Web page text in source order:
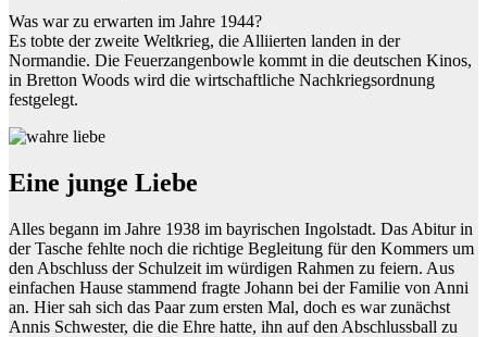
Was war zu erwarten im Jahre 1944?
Es tobte der zweite Weltkrieg, die Alliierten landen in der
Normandie. Die Feuerzangenbowle kommt in die deutschen Kinos,
in Bretton Woods wird die wirtschaftliche Nachkriegsordnung
festgelegt.
Eine junge Liebe
Alles begann im Jahre 1938 im bayrischen Ingolstadt. Das Abitur in
der Tasche fehlte noch die richtige Begleitung für den Kommers um
den Abschluss der Schulzeit im würdigen Rahmen zu feiern. Aus
einfachen Hause stammend fragte Johann bei der Familie von Anni
an. Hier sah sich das Paar zum ersten Mal, doch es war zunächst
Annis Schwester, die die Ehre hatte, ihn auf den Abschlussball zu